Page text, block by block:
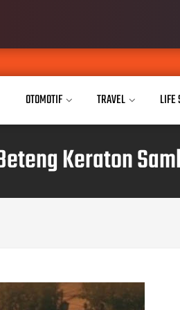
OTOMOTIF TRAVEL LIFE
Keraton